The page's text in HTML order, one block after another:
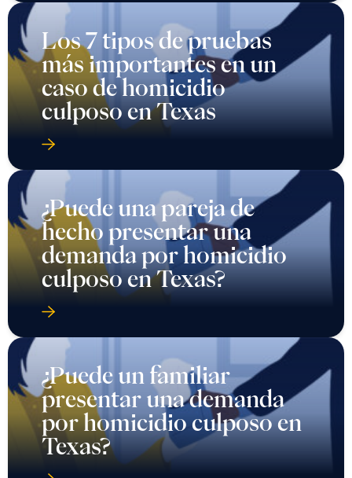
Los 7 tipos de pruebas
más importantes en un
caso de homicidio
culposo en Texas
¿Puede una pareja de
hecho presentar una
demanda por homicidio
culposo en Texas?
¿Puede un familiar
presentar una demanda
por homicidio culposo en
Texas?